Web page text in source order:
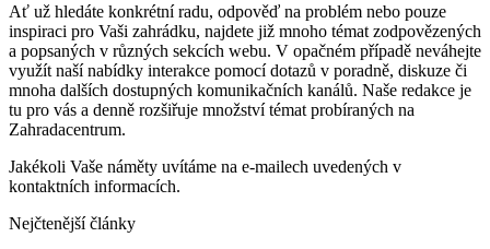
Ať už hledáte konkrétní radu, odpověď na problém nebo pouze
inspiraci pro Vaši zahrádku, najdete již mnoho témat zodpovězených
a popsaných v různých sekcích webu. V opačném případě neváhejte
využít naší nabídky interakce pomocí dotazů v poradně, diskuze či
mnoha dalších dostupných komunikačních kanálů. Naše redakce je
tu pro vás a denně rozšiřuje množství témat probíraných na
Zahradacentrum.
Jakékoli Vaše náměty uvítáme na e-mailech uvedených v
kontaktních informacích.
Nejčtenější články